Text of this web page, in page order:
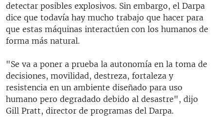
detectar posibles explosivos. Sin embargo, el Darpa
dice que todavía hay mucho trabajo que hacer para
que estas máquinas interactúen con los humanos de
forma más natural.
"Se va a poner a prueba la autonomía en la toma de
decisiones, movilidad, destreza, fortaleza y
resistencia en un ambiente diseñado para uso
humano pero degradado debido al desastre", dijo
Gill Pratt, director de programas del Darpa.